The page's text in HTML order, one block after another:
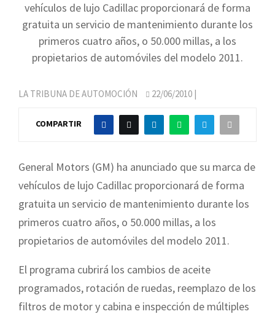
vehículos de lujo Cadillac proporcionará de forma
gratuita un servicio de mantenimiento durante los
primeros cuatro años, o 50.000 millas, a los
propietarios de automóviles del modelo 2011.
LA TRIBUNA DE AUTOMOCIÓN 22/06/2010 |
COMPARTIR
General Motors (GM) ha anunciado que su marca de
vehículos de lujo Cadillac proporcionará de forma
gratuita un servicio de mantenimiento durante los
primeros cuatro años, o 50.000 millas, a los
propietarios de automóviles del modelo 2011.
El programa cubrirá los cambios de aceite
programados, rotación de ruedas, reemplazo de los
filtros de motor y cabina e inspección de múltiples